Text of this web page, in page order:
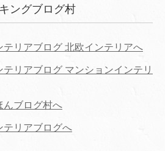
ングブログ村